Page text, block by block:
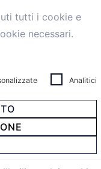
Bologna -
tutti i cookie e
necessari.
Analitici